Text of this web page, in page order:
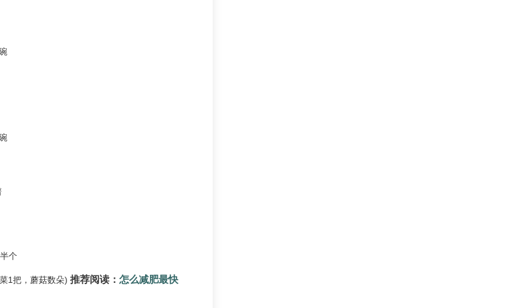
个
1把，蘑菇数朵) 推荐阅读： 怎么减肥最快